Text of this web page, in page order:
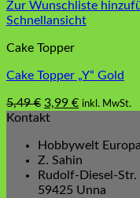
Zur Wunschliste
Schnellansicht
Cake Topper
Cake Topper „Y“ Gold
5,49€ Ursprünglicher
Preis
5,49 €
3,99 €Aktueller
3,99 €.
inkl. MwSt.
Kontakt
Hobbywelt Europa
Z. Sahin
Rudolf-Diesel-Str.
59425 Unna